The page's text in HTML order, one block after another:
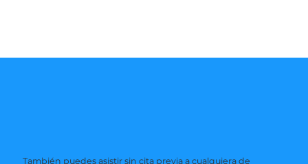
También puedes asistir sin cita previa a cualquiera de